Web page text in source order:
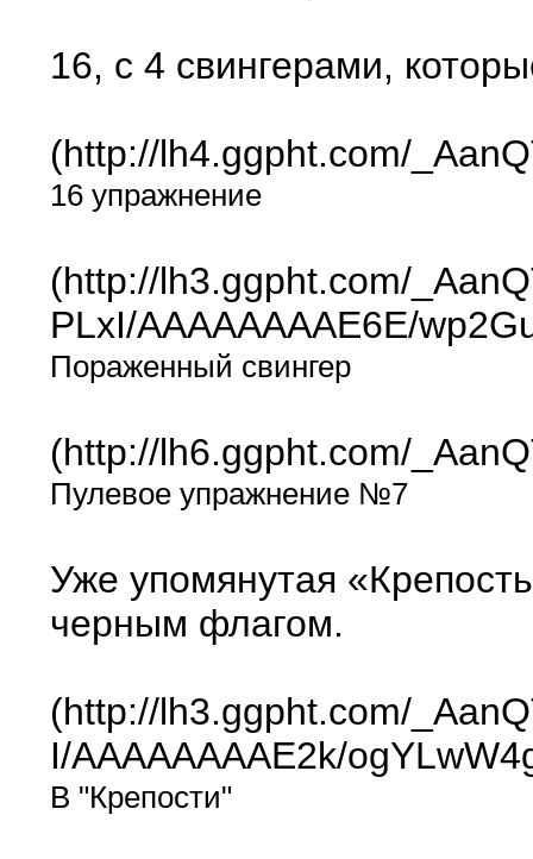
16, с 4 свингерами,
(http://lh4.ggpht.com/
16 упражнение
(http://lh3.ggpht.com/
PLxI/AAAAAAAAE6E/
Пораженный свингер
(http://lh6.ggpht.com/
Пулевое упражнение №7
Уже упомянутая
черным флагом.
(http://lh3.ggpht.com/
I/AAAAAAAAE2k/
В "Крепости"